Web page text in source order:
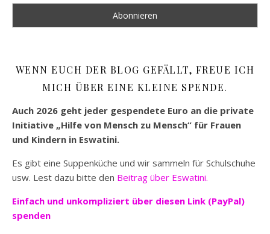
WENN EUCH DER BLOG GEFÄLLT, FREUE ICH
MICH ÜBER EINE KLEINE SPENDE.
Auch 2026 geht jeder gespendete Euro an die private
Initiative „Hilfe von Mensch zu Mensch“ für Frauen
und Kindern in Eswatini.
Es gibt eine Suppenküche und wir sammeln für Schulschuhe
usw. Lest dazu bitte den Beitrag über Eswatini.
Einfach und unkompliziert über diesen Link (PayPal)
spenden